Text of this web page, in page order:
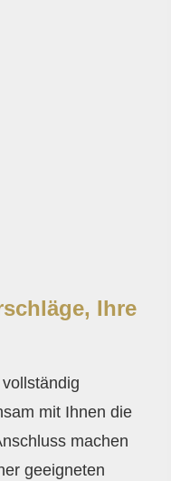
Ihre
mit Ihnen die
machen
geeigneten